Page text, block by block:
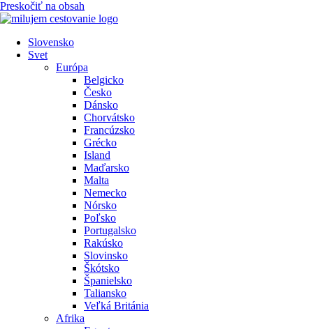
Preskočiť na obsah
Slovensko
Svet
Európa
Belgicko
Česko
Dánsko
Chorvátsko
Francúzsko
Grécko
Island
Maďarsko
Malta
Nemecko
Nórsko
Poľsko
Portugalsko
Rakúsko
Slovinsko
Škótsko
Španielsko
Taliansko
Veľká Británia
Afrika